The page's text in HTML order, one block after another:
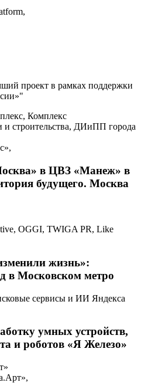
проект в рамках поддержки
Комплекс
и строительства, ДИиПП города
в ЦВЗ «Манеж» в
будущего. Москва
OGGI, TWIGA PR, Like
жизнь»:
в Московском метро
сервисы и ИИ Яндекса
умных устройств,
и роботов «Я Железо»